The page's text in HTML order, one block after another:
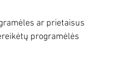
ar prietaisus
programėlės